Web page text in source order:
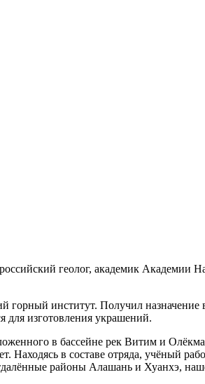
геолог, академик Академии
горный институт. Получил
для изготовления украшений.
в бассейне рек Витим и
в составе отряда, учёный
районы Алашань и Хуанхэ,